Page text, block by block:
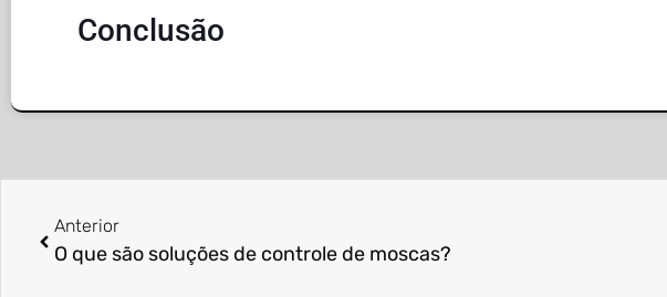
Conclusão
Anterior
O que são soluções de controle de moscas?